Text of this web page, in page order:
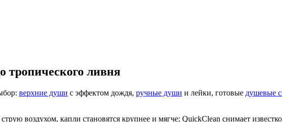
тропического ливня
верхние души с эффектом дождя, ручные души и лейки, готовые душевые
воздухом, капли становятся крупнее и мягче; QuickClean снимает